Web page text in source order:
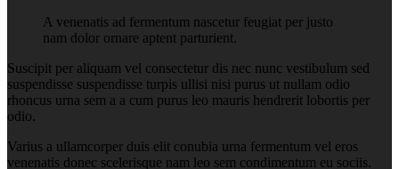
A venenatis ad fermentum nascetur feugiat per justo
nam dolor ornare aptent parturient.
Suscipit per aliquam vel consectetur dis nec nunc vestibulum sed
suspendisse suspendisse turpis ullisi nisi purus ut nullam odio
rhoncus urna sem a a cum purus leo mauris hendrerit lobortis per
odio.
Varius a ullamcorper duis elit conubia urna fermentum vel eros
venenatis donec scelerisque nam leo sem condimentum eu sociis.